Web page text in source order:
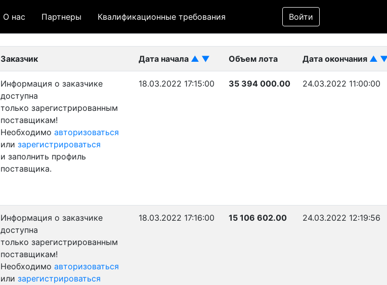
О нас Партнеры Квалификационные требования Войти
Фильтр
Заказчик Дата начала ▲ ▼ Объем лота Дата окончания ▲
Информация о заказчике
доступна
только зарегистрированным
поставщикам!
Необходимо авторизоваться
или зарегистрироваться
и заполнить профиль
поставщика.
18.03.2022 17:15:00 35 394 000.00 24.03.2022 11:00:00
Информация о заказчике
доступна
только зарегистрированным
поставщикам!
Необходимо авторизоваться
или зарегистрироваться
18.03.2022 17:16:00 15 106 602.00 24.03.2022 12:19:56